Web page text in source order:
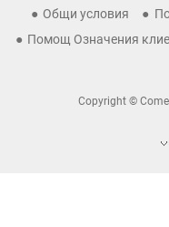
Общи условия
Помощ Означения
Copyright ©